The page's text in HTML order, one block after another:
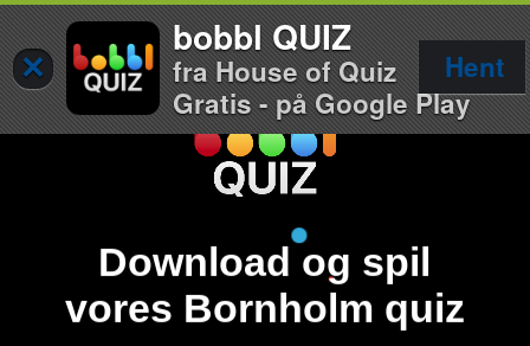
×
bobbl QUIZ
fra House of Quiz
Gratis - på Google Play
Hent
Download og spil
vores Bornholm quiz